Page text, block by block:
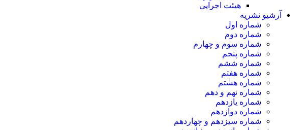
هیئت اجرایی
آرشیو نشریه
شماره اول
شماره دوم
شماره سوم و چهارم
شماره پنجم
شماره ششم
شماره هفتم
شماره هشتم
شماره نهم و دهم
شماره یازدهم
شماره دوازدهم
شماره سیزدهم و چهاردهم